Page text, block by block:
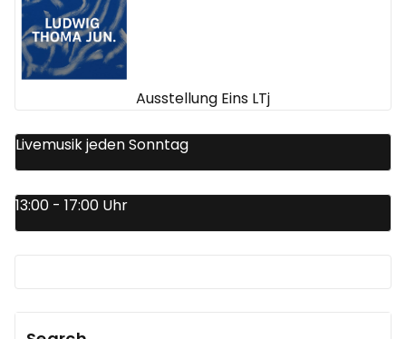
Ausstellung Eins LTj
Livemusik jeden Sonntag
13:00 - 17:00 Uhr